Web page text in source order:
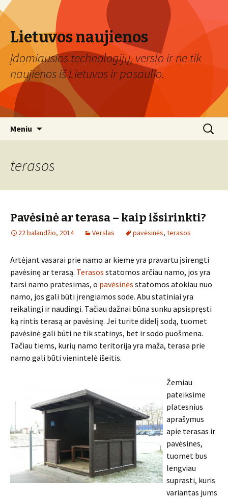
Lietuvos naujienos
Įdomiausios technologijų, verslo ir ne tik
naujienos iš Lietuvos ir pasaulio.
Meniu Ieškoti:
terasos
Pavėsinė ar terasa – kaip išsirinkti?
22 balandžio, 2014 Verslas pavėsinės, terasos
Artėjant vasarai prie namo ar kieme yra pravartu įsirengti
pavėsinę ar terasą. Terasos statomos arčiau namo, jos yra
tarsi namo pratesimas, o pavėsinės statomos atokiau nuo
namo, jos gali būti įrengiamos sode. Abu statiniai yra
reikalingi ir naudingi. Tačiau dažnai būna sunku apsispręsti
ką rintis terasą ar pavėsinę. Jei turite didelį sodą, tuomet
pavėsinė gali būti ne tik statinys, bet ir sodo puošmena.
Tačiau tiems, kurių namo teritorija yra maža, terasa prie
namo gali būti vienintelė išeitis.
Žemiau
pateiksime
platesnius
aprašymus
apie terasas ir
pavėsines,
tuomet bus
lengviau
suprasti, kuris
variantas jums